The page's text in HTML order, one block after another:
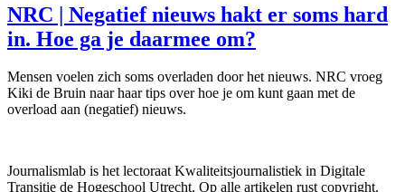
NRC | Negatief nieuws hakt er soms hard
in. Hoe ga je daarmee om?
Mensen voelen zich soms overladen door het nieuws. NRC vroeg
Kiki de Bruin naar haar tips over hoe je om kunt gaan met de
overload aan (negatief) nieuws.
Journalismlab is het lectoraat Kwaliteitsjournalistiek in Digitale
Transitie de Hogeschool Utrecht. Op alle artikelen rust copyright.